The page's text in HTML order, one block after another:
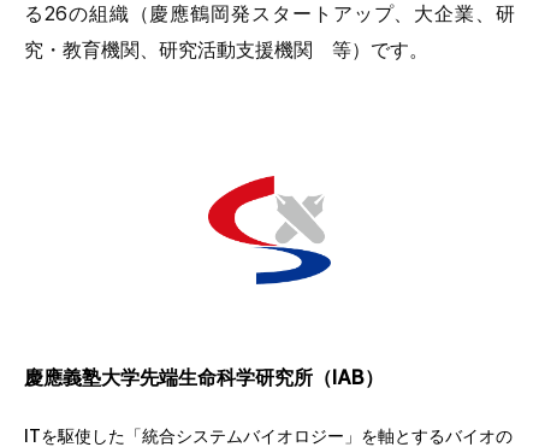
る26の組織（慶應鶴岡発スタートアップ、大企業、研
究・教育機関、研究活動支援機関 等）です。
慶應義塾大学先端生命科学研究所（IAB）
ITを駆使した「統合システムバイオロジー」を軸とするバイオの